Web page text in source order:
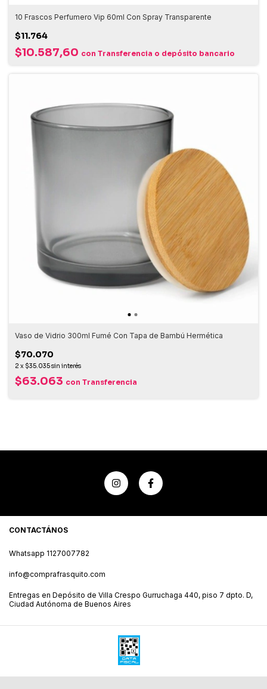
10 Frascos Perfumero Vip 60ml Con Spray Transparente
$11.764
$10.587,60 con Transferencia o depósito bancario
Vaso de Vidrio 300ml Fumé Con Tapa de Bambú Hermética
$70.070
$63.063 con
2 x $35.035sin interés
CONTACTÁNOS
Whatsapp 1127007782
info@comprafrasquito.com
Entregas en Depósito de Villa Crespo Gurruchaga 440, piso 7 dpto. D,
Ciudad Autónoma de Buenos Aires